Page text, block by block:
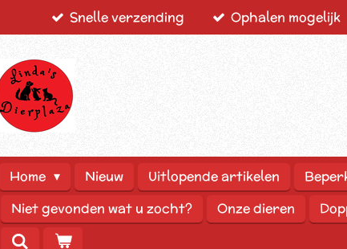
Snelle verzending Ophalen mogelijk
Home Nieuw Uitlopende artikelen
Niet gevonden wat u zocht?
Onze dieren